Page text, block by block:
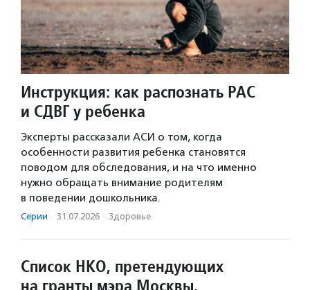
Инструкция: как распознать РАС
и СДВГ у ребенка
Эксперты рассказали АСИ о том, когда
особенности развития ребенка становятся
поводом для обследования, и на что именно
нужно обращать внимание родителям
в поведении дошкольника.
Серии · 31.07.2026 · Здоровье
Список НКО, претендующих
на гранты мэра Москвы,